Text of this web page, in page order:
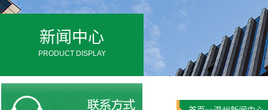
新闻中心
PRODUCT DISPLAY